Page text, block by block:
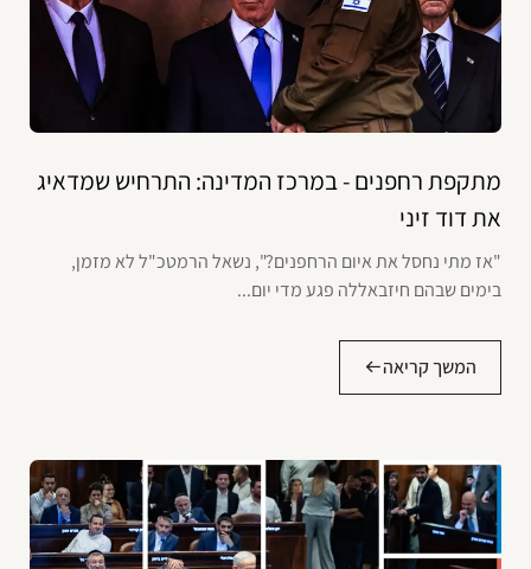
מתקפת רחפנים - במרכז המדינה: התרחיש שמדאיג
את דוד זיני
"אז מתי נחסל את איום הרחפנים?", נשאל הרמטכ"ל לא מזמן,
בימים שבהם חיזבאללה פגע מדי יום...
המשך קריאה